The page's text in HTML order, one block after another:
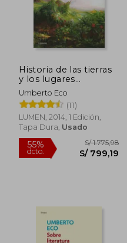
dcto. S/ 75,13
Historia de las tierras
y los lugares
legendarios
Umberto Eco
(11)
LUMEN, 2014, 1 Edición,
Tapa Dura, Usado